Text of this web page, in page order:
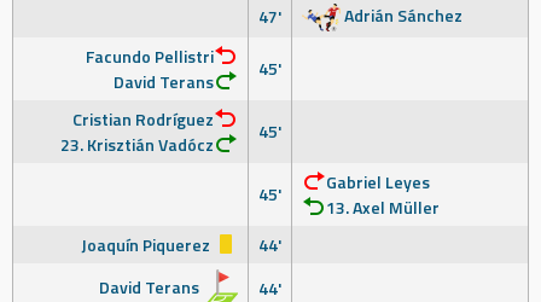
47'
Adrián Sánchez
Facundo Pellistri
David Terans
45'
Cristian Rodríguez
23. Krisztián Vadócz
45'
45'
Gabriel Leyes
13. Axel Müller
Joaquín Piquerez
44'
David Terans
44'